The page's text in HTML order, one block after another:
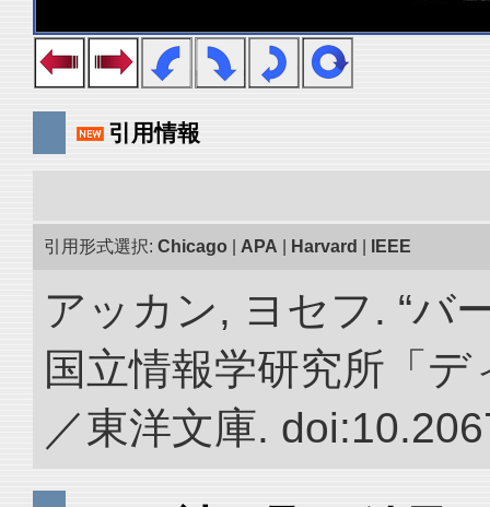
引用情報
引用形式選択: Chicago APA Harvard IEEE
アッカン, ヨセフ. “バ
国立情報学研究所「
／東洋文庫.